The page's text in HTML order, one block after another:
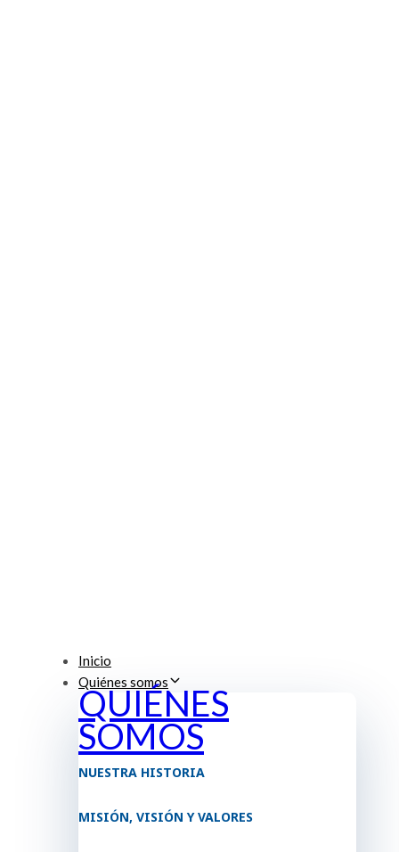
Inicio
Quiénes somos
QUIÉNES
SOMOS
NUESTRA HISTORIA
MISIÓN, VISIÓN Y VALORES